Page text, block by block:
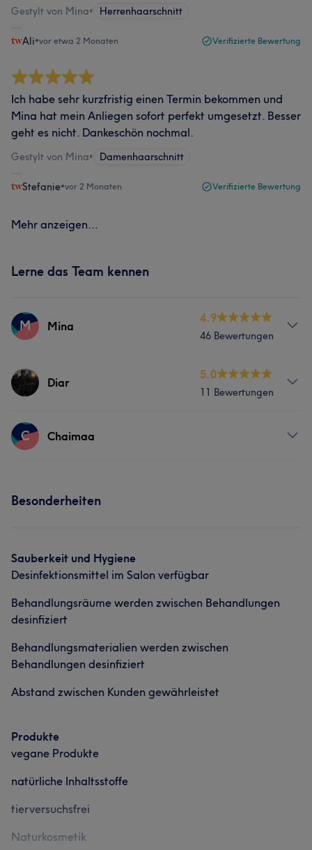
Gestylt von Mina• Herrenhaarschnitt
Ali•vor etwa 2 Monaten Verifizierte Bewertung
Ich habe sehr kurzfristig einen Termin bekommen und
Mina hat mein Anliegen sofort perfekt umgesetzt. Besser
geht es nicht. Dankeschön nochmal.
Gestylt von Mina• Damenhaarschnitt
Stefanie•vor 2 Monaten Verifizierte Bewertung
Mehr anzeigen...
Lerne das Team kennen
M Mina
4.9
46 Bewertungen
Services
Was unsere Kunden über Mina sagen
Diar
5.0
11 Bewertungen
Services
Portfolio
C Chaimaa
Besonderheiten
Sauberkeit und Hygiene
Desinfektionsmittel im Salon verfügbar
Behandlungsräume werden zwischen Behandlungen
desinfiziert
Behandlungsmaterialien werden zwischen
Behandlungen desinfiziert
Abstand zwischen Kunden gewährleistet
Produkte
vegane Produkte
natürliche Inhaltsstoffe
tierversuchsfrei
Naturkosmetik